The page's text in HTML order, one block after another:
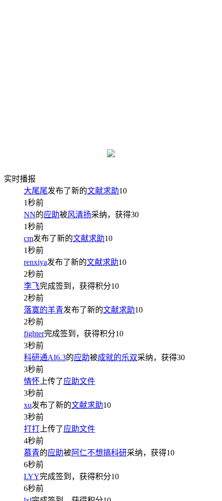
实时播报
大尾尾发布了新的文献求助10
1秒前
NN的应助被风清扬采纳，获得30
1秒前
cm发布了新的文献求助10
1秒前
renxiya发布了新的文献求助10
2秒前
李飞完成签到，获得积分10
2秒前
落寞的羊青发布了新的文献求助10
2秒前
fighter完成签到，获得积分10
3秒前
科研通AI6.3的应助被成就的乐双采纳，获得30
3秒前
情怀 上传了应助文件
3秒前
xu发布了新的文献求助10
3秒前
打打 上传了应助文件
4秒前
慕青的应助被阿仁不想搞科研采纳，获得10
6秒前
LYY完成签到，获得积分10
6秒前